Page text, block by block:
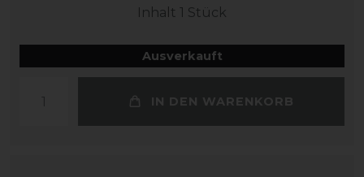
Inhalt 1 Stück
Ausverkauft
IN DEN WARENKORB